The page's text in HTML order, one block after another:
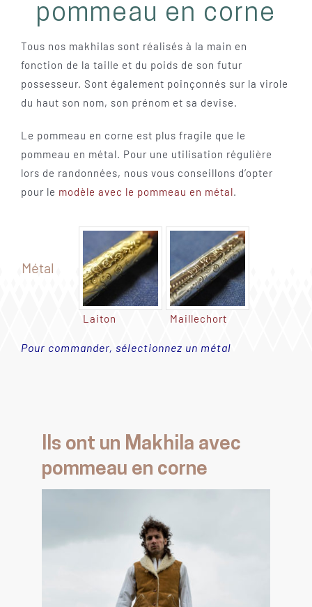
pommeau en corne
Tous nos makhilas sont réalisés à la main en
fonction de la taille et du poids de son futur
possesseur. Sont également poinçonnés sur la virole
du haut son nom, son prénom et sa devise.
Le pommeau en corne est plus fragile que le
pommeau en métal. Pour une utilisation régulière
lors de randonnées, nous vous conseillons d’opter
pour le modèle avec le pommeau en métal.
Métal
Laiton Maillechort
Pour commander, sélectionnez un métal
Ils ont un Makhila avec
pommeau en corne